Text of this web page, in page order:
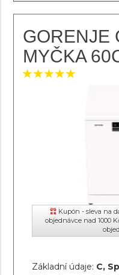
GORENJE
MYČKA
Kupón - sleva na
objednávce nad 1000
Základní údaje: C,